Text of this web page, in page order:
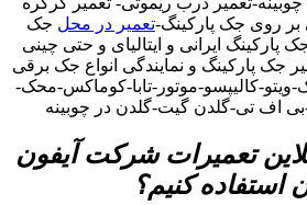
روی جک پارکینگ-تعمیر در محل جک
پارکینگ ایرانی و ایتالیای و حتی چینی
جک پارکینگ و نمایندگی انواع جک برقی
ویتو-کالیپسو-موتور-تابا-کوماکس-محک-
بی اف تی-گلدن گیت-گلدن در چوبینه
تعمیرات شرکت آیفون
استفاده کنیم؟